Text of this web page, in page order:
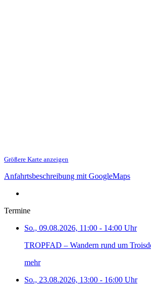
Größere Karte anzeigen
Anfahrtsbeschreibung mit GoogleMaps
Termine
So., 09.08.2026, 11:00 - 14:00 Uhr
TROPFAD – Wandern rund um
mehr
So., 23.08.2026, 13:00 - 16:00 Uhr